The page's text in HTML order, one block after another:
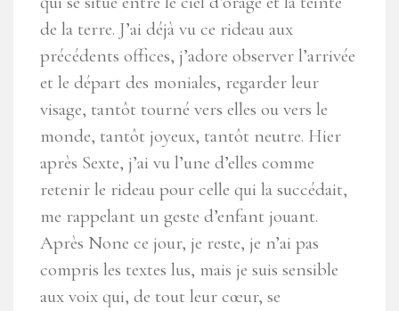
de la terre. J’ai déjà vu ce rideau aux
précédents offices, j’adore observer l’arrivée
et le départ des moniales, regarder leur
visage, tantôt tourné vers elles ou vers le
monde, tantôt joyeux, tantôt neutre. Hier
après Sexte, j’ai vu l’une d’elles comme
retenir le rideau pour celle qui la succédait,
me rappelant un geste d’enfant jouant.
Après None ce jour, je reste, je n’ai pas
compris les textes lus, mais je suis sensible
aux voix qui, de tout leur cœur, se